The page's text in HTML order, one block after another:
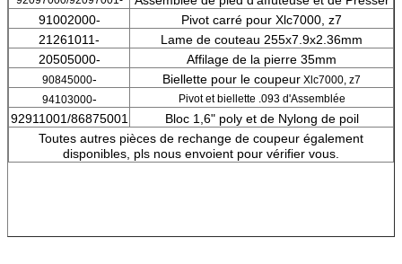
91002000-
Pivot carré pour Xlc7000, z7
21261011-
Lame de couteau 255x7.9x2.36mm
20505000-
Affilage de la pierre 35mm
90845000- Biellette pour le coupeur Xlc7000, z7
94103000- Pivot etbiellette .093 d'Assemblée
92911001/86875001
Bloc 1,6" poly et de Nylong de poil
Toutes autres pièces de rechange de coupeur également
disponibles, pls nous envoient pour vérifier vous.